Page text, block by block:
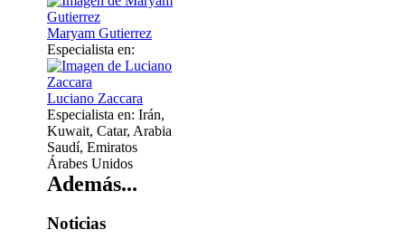
Maryam Gutierrez
Especialista en:
Luciano Zaccara
Especialista en: Irán,
Kuwait, Catar, Arabia
Saudí, Emiratos
Árabes Unidos
Además...
Noticias